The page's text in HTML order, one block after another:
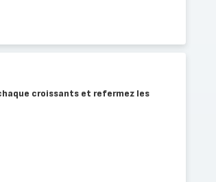
croissants et refermez les